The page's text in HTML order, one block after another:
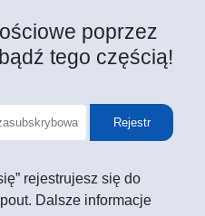
poprzez
tego częścią!
Rejestr
rejestrujesz się do
Dalsze informacje